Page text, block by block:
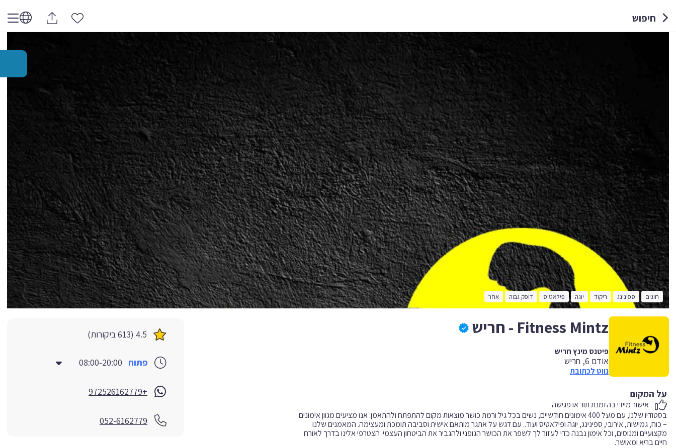
חיפוש
חוגים ספינינג ריקוד יוגה פילאטיס דופק גבוה אחר
Fitness Mintz - חריש
פיטנס מינץ חריש
אודם 6, חריש
נווט לכתובת
על המקום
אישור מיידי בהזמנת תור או פגישה
בסטודיו שלנו, עם מעל 400 אימונים חודשיים, נשים בכל גיל ורמת כושר מוצאות מקום להתפתח ולהתאמן. אנו מציעים מגוון אימונים
– כוח, גמישות, אירובי, ספינינג, יוגה ופילאטיס ועוד.. עם דגש על אתגר מותאם אישית וסביבה תומכת ומעצימה. המאמנים שלנו
מקצועיים ומנוסים, וכל אימון נבנה כדי לעזור לך לשפר את הכושר הגופני ולהגביר את הביטחון העצמי. הצטרפי אלינו בדרך לאורח
חיים בריא ומאושר.
4.5 (613 ביקורות)
פתוח 08:00-20:00
+972526162779
052-6162779